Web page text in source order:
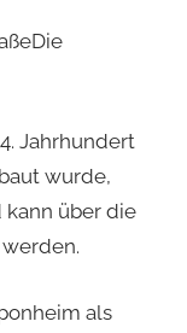
Die
Jahrhundert
wurde,
kann über die
als